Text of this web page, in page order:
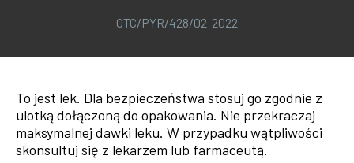
OTC/PYR/428/02-2022
To jest lek. Dla bezpieczeństwa stosuj go zgodnie z
ulotką dołączoną do opakowania. Nie przekraczaj
maksymalnej dawki leku. W przypadku wątpliwości
skonsultuj się z lekarzem lub farmaceutą.